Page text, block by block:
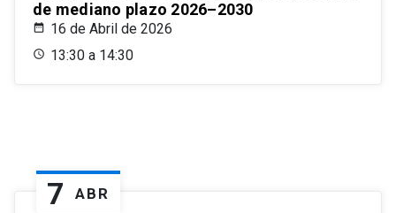
de mediano plazo 2026–2030
16 de Abril de 2026
13:30 a 14:30
7 ABR